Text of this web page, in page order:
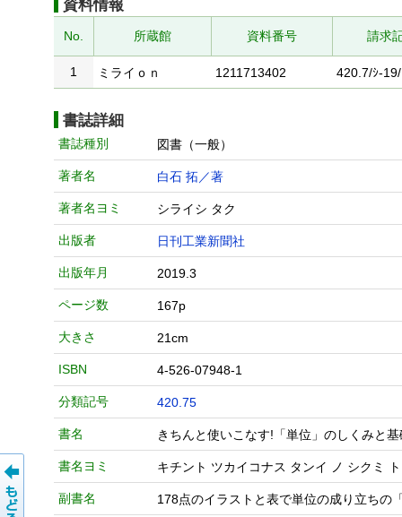
資料情報
No. 所蔵館 資料番号 請求
1 ミライｏｎ 1211713402 420.7/ｼ-19/
書誌詳細
書誌種別 図書（一般）
著者名 白石 拓／著
著者名ヨミ シライシ タク
出版者 日刊工業新聞社
出版年月 2019.3
ページ数 167p
大きさ 21cm
ISBN 4-526-07948-1
分類記号 420.75
書名 きちんと使いこなす!「単位」のしくみと
書名ヨミ キチント ツカイコナス タンイ ノ シクミ
副書名 178点のイラストと表で単位の成り立ちの